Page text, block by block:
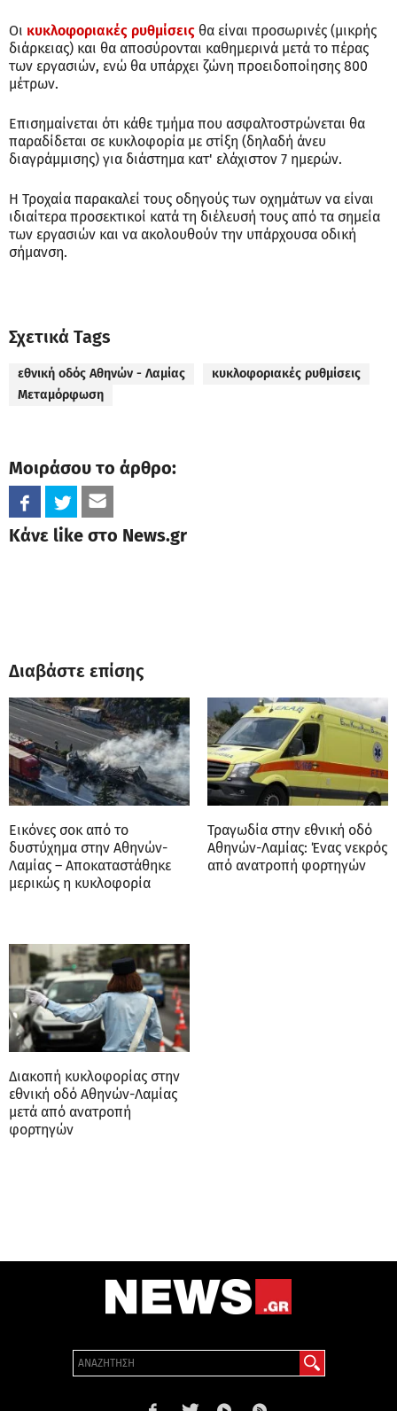
Οι κυκλοφοριακές ρυθμίσεις θα είναι προσωρινές (μικρής
διάρκειας) και θα αποσύρονται καθημερινά μετά το πέρας
των εργασιών, ενώ θα υπάρχει ζώνη προειδοποίησης 800
μέτρων.
Επισημαίνεται ότι κάθε τμήμα που ασφαλτοστρώνεται θα
παραδίδεται σε κυκλοφορία με στίξη (δηλαδή άνευ
διαγράμμισης) για διάστημα κατ' ελάχιστον 7 ημερών.
Η Τροχαία παρακαλεί τους οδηγούς των οχημάτων να είναι
ιδιαίτερα προσεκτικοί κατά τη διέλευσή τους από τα σημεία
των εργασιών και να ακολουθούν την υπάρχουσα οδική
σήμανση.
Σχετικά Tags
εθνική οδός Αθηνών - Λαμίας
κυκλοφοριακές ρυθμίσεις
Μεταμόρφωση
Μοιράσου το άρθρο:
Κάνε like στο News.gr
Διαβάστε επίσης
Εικόνες σοκ από το
δυστύχημα στην Αθηνών-
Λαμίας – Aποκαταστάθηκε
μερικώς η κυκλοφορία
Τραγωδία στην εθνική οδό
Αθηνών-Λαμίας: Ένας νεκρός
από ανατροπή φορτηγών
Διακοπή κυκλοφορίας στην
εθνική οδό Αθηνών-Λαμίας
μετά από ανατροπή
φορτηγών